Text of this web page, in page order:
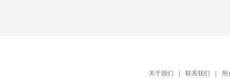
关于我们 联系我们 用